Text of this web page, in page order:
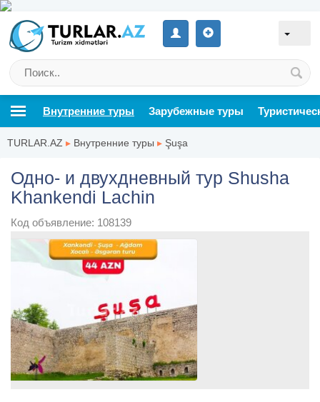
Внутренние туры Зарубежные туры
TURLAR.AZ ▸ Внутренние туры ▸ Şuşa
Одно- и двухдневный тур Shusha
Khankendi Lachin
Код объявление: 108139